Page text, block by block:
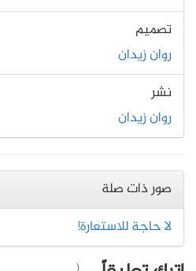
تصميم
روان زيدان
نشر
روان زيدان
صور ذات صلة
لا حاجة للاستعارة!